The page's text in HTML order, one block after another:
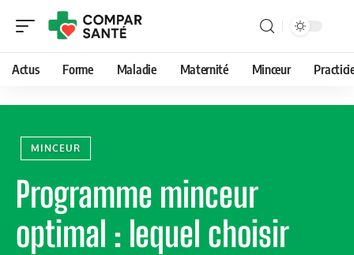
Actus Forme Maladie Maternité Minceur
MINCEUR
Programme minceur
optimal : lequel choisir